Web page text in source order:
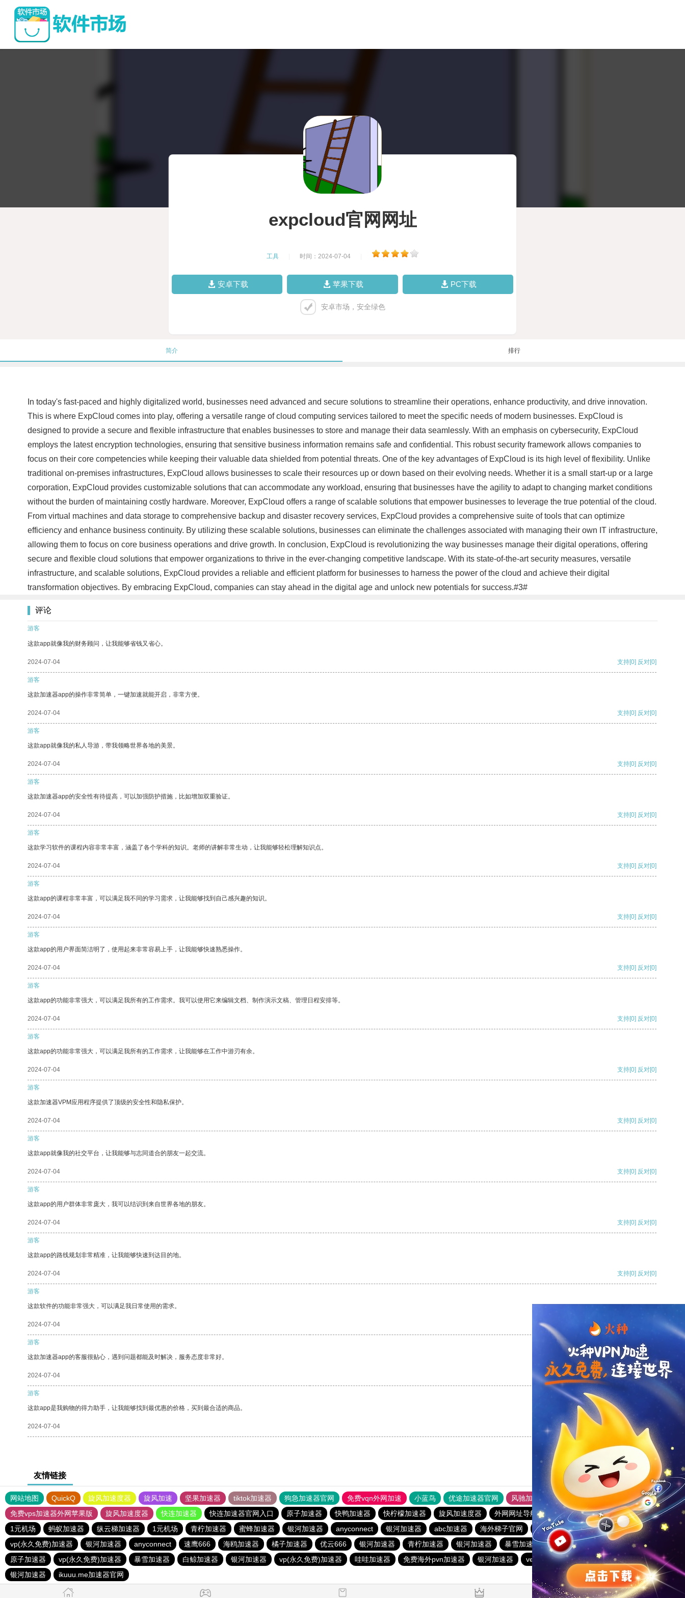
expcloud官网网址
工具 时间：2024-07-04
安卓下载 苹果下载 PC下载
安卓市场，安全绿色
简介 排行
In today's fast-paced and highly digitalized world, businesses need advanced and secure solutions to streamline their operations, enhance productivity, and drive innovation.
This is where ExpCloud comes into play, offering a versatile range of cloud computing services tailored to meet the specific needs of modern businesses. ExpCloud is
designed to provide a secure and flexible infrastructure that enables businesses to store and manage their data seamlessly. With an emphasis on cybersecurity, ExpCloud
employs the latest encryption technologies, ensuring that sensitive business information remains safe and confidential. This robust security framework allows companies to
focus on their core competencies while keeping their valuable data shielded from potential threats. One of the key advantages of ExpCloud is its high level of flexibility. Unlike
traditional on-premises infrastructures, ExpCloud allows businesses to scale their resources up or down based on their evolving needs. Whether it is a small start-up or a large
corporation, ExpCloud provides customizable solutions that can accommodate any workload, ensuring that businesses have the agility to adapt to changing market conditions
without the burden of maintaining costly hardware. Moreover, ExpCloud offers a range of scalable solutions that empower businesses to leverage the true potential of the cloud.
From virtual machines and data storage to comprehensive backup and disaster recovery services, ExpCloud provides a comprehensive suite of tools that can optimize
efficiency and enhance business continuity. By utilizing these scalable solutions, businesses can eliminate the challenges associated with managing their own IT infrastructure,
allowing them to focus on core business operations and drive growth. In conclusion, ExpCloud is revolutionizing the way businesses manage their digital operations, offering
secure and flexible cloud solutions that empower organizations to thrive in the ever-changing competitive landscape. With its state-of-the-art security measures, versatile
infrastructure, and scalable solutions, ExpCloud provides a reliable and efficient platform for businesses to harness the power of the cloud and achieve their digital
transformation objectives. By embracing ExpCloud, companies can stay ahead in the digital age and unlock new potentials for success.#3#
评论
游客
这款app就像我的财务顾问，让我能够省钱又省心。
2024-07-04 支持[0] 反对[0]
游客
这款加速器app的操作非常简单，一键加速就能开启，非常方便。
2024-07-04 支持[0] 反对[0]
游客
这款app就像我的私人导游，带我领略世界各地的美景。
2024-07-04 支持[0] 反对[0]
游客
这款加速器app的安全性有待提高，可以加强防护措施，比如增加双重验证。
2024-07-04 支持[0] 反对[0]
游客
这款学习软件的课程内容非常丰富，涵盖了各个学科的知识。老师的讲解非常生动，让我能够轻松理解知识点。
2024-07-04 支持[0] 反对[0]
游客
这款app的课程非常丰富，可以满足我不同的学习需求，让我能够找到自己感兴趣的知识。
2024-07-04 支持[0] 反对[0]
游客
这款app的用户界面简洁明了，使用起来非常容易上手，让我能够快速熟悉操作。
2024-07-04 支持[0] 反对[0]
游客
这款app的功能非常强大，可以满足我所有的工作需求。我可以使用它来编辑文档、制作演示文稿、管理日程安排等。
2024-07-04 支持[0] 反对[0]
游客
这款app的功能非常强大，可以满足我所有的工作需求，让我能够在工作中游刃有余。
2024-07-04 支持[0] 反对[0]
游客
这款加速器VPM应用程序提供了顶级的安全性和隐私保护。
2024-07-04 支持[0] 反对[0]
游客
这款app就像我的社交平台，让我能够与志同道合的朋友一起交流。
2024-07-04 支持[0] 反对[0]
游客
这款app的用户群体非常庞大，我可以结识到来自世界各地的朋友。
2024-07-04 支持[0] 反对[0]
游客
这款app的路线规划非常精准，让我能够快速到达目的地。
2024-07-04 支持[0] 反对[0]
游客
这款软件的功能非常强大，可以满足我日常使用的需求。
2024-07-04 支持
游客
这款加速器app的客服很贴心，遇到问题都能及时解决，服务态度非常好。
2024-07-04 支持[0] 反对[0]
游客
这款app是我购物的得力助手，让我能够找到最优惠的价格，买到最合适的商品。
2024-07-04 支持[0] 反对[0]
友情链接
网站地图 QuickQ 旋风加速度器 旋风加速 坚果加速器 tiktok加速器 狗急加速器官网 免费vqn外网加速 小蓝鸟 优途加速器官网 风驰加速器
旋风加速器
免费vps加速器外网苹果版
旋风加速度器 快连加速器 快连加速器官网入口 原子加速器 快鸭加速器 快柠檬加速器 旋风加速度器 外网网址导航 软件中心
hammer加速器
1元机场
蚂蚁加速器 纵云梯加速器 1元机场 青柠加速器 蜜蜂加速器 银河加速器 anyconnect 银河加速器 abc加速器 海外梯子官网 anyconnect
银河加速器
vp(永久免费)加速器
银河加速器 anyconnect 速鹰666 海鸥加速器 橘子加速器 优云666 银河加速器 青柠加速器 银河加速器 暴雪加速器 荔枝加速器
银河加速器
原子加速器
vp(永久免费)加速器 暴雪加速器 白鲸加速器 银河加速器 vp(永久免费)加速器 哇哇加速器 免费海外pvn加速器 银河加速器 veee加速器 银河加速器
暴雪加速器
银河加速器
ikuuu.me加速器官网